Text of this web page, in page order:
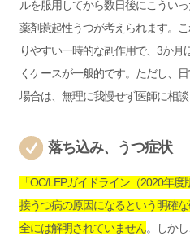
ルを服用してから数日後にこうい
薬剤惹起性うつが考えられます。
りやすい一時的な副作用で、3か
くケースが一般的です。ただし、
場合は、無理に我慢せず医師に相談
落ち込み、うつ症状
「 OC/LEPガイドライン（2020年度
接うつ病の原因になるという明確
全には解明されていません。しか